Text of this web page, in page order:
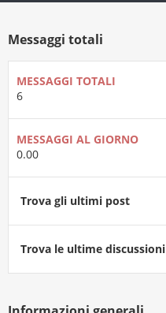
Messaggi totali
MESSAGGI TOTALI
6
MESSAGGI AL GIORNO
0.00
Trova gli ultimi post
Trova le ultime discussioni